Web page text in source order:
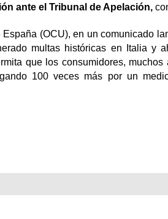
ante el Tribunal de Apelación,
(OCU), en un comunicado
multas históricas en Italia y
que los consumidores, muchos
100 veces más por un